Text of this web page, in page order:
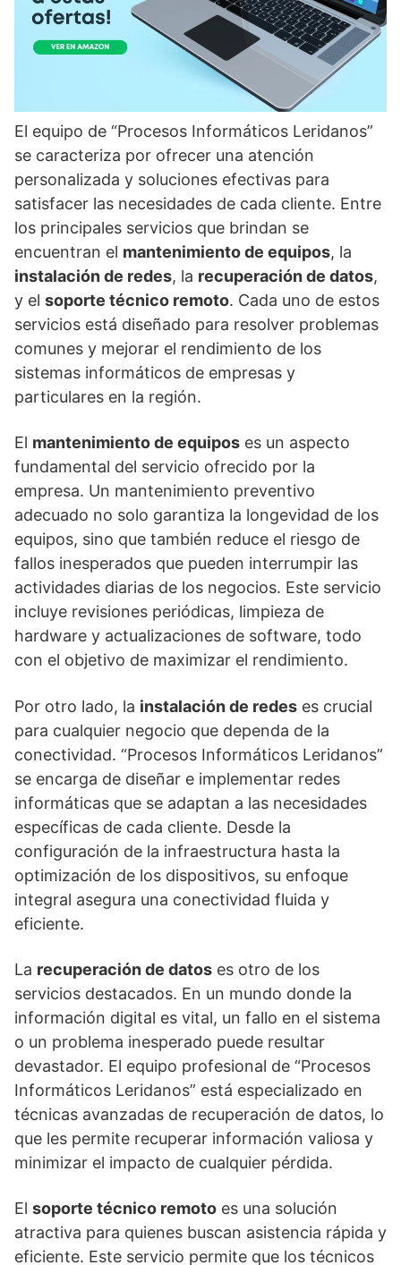
El equipo de “Procesos Informáticos Leridanos”
se caracteriza por ofrecer una atención
personalizada y soluciones efectivas para
satisfacer las necesidades de cada cliente. Entre
los principales servicios que brindan se
encuentran el mantenimiento de equipos, la
instalación de redes, la recuperación de datos,
y el soporte técnico remoto. Cada uno de estos
servicios está diseñado para resolver problemas
comunes y mejorar el rendimiento de los
sistemas informáticos de empresas y
particulares en la región.
El mantenimiento de equipos es un aspecto
fundamental del servicio ofrecido por la
empresa. Un mantenimiento preventivo
adecuado no solo garantiza la longevidad de los
equipos, sino que también reduce el riesgo de
fallos inesperados que pueden interrumpir las
actividades diarias de los negocios. Este servicio
incluye revisiones periódicas, limpieza de
hardware y actualizaciones de software, todo
con el objetivo de maximizar el rendimiento.
Por otro lado, la instalación de redes es crucial
para cualquier negocio que dependa de la
conectividad. “Procesos Informáticos Leridanos”
se encarga de diseñar e implementar redes
informáticas que se adaptan a las necesidades
específicas de cada cliente. Desde la
configuración de la infraestructura hasta la
optimización de los dispositivos, su enfoque
integral asegura una conectividad fluida y
eficiente.
La recuperación de datos es otro de los
servicios destacados. En un mundo donde la
información digital es vital, un fallo en el sistema
o un problema inesperado puede resultar
devastador. El equipo profesional de “Procesos
Informáticos Leridanos” está especializado en
técnicas avanzadas de recuperación de datos, lo
que les permite recuperar información valiosa y
minimizar el impacto de cualquier pérdida.
El soporte técnico remoto es una solución
atractiva para quienes buscan asistencia rápida y
eficiente. Este servicio permite que los técnicos